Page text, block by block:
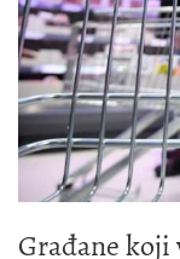
Građane